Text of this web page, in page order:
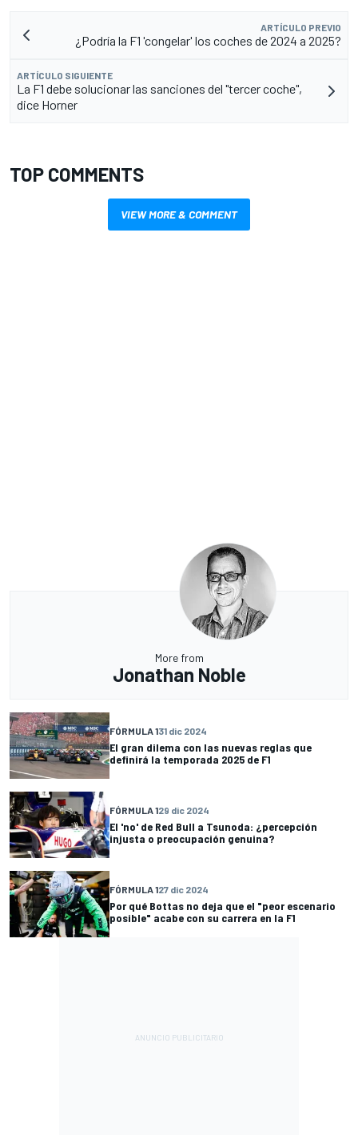
ARTÍCULO PREVIO
¿Podría la F1 'congelar' los coches de 2024 a 2025?
ARTÍCULO SIGUIENTE
La F1 debe solucionar las sanciones del "tercer coche",
dice Horner
TOP COMMENTS
VIEW MORE & COMMENT
More from
Jonathan Noble
FÓRMULA 131 dic 2024
El gran dilema con las nuevas reglas que
definirá la temporada 2025 de F1
FÓRMULA 129 dic 2024
El 'no' de Red Bull a Tsunoda: ¿percepción
injusta o preocupación genuina?
FÓRMULA 127 dic 2024
Por qué Bottas no deja que el "peor escenario
posible" acabe con su carrera en la F1